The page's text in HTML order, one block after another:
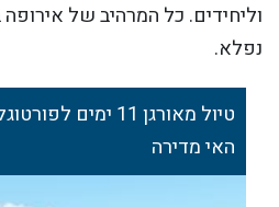
וליחידים. כל המרהיב של אירופה
נפלא.
טיול מאורגן 11
האי מדירה